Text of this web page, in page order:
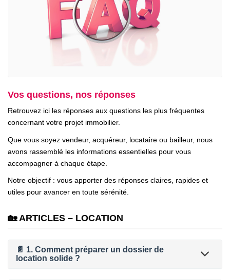
FAIRE GÉRER
ESTIMER
Qui Sommes-Nous
Nos Biens Vendus
Nos Avis Clients
Nos Actualités
FAQ
Vos questions, nos réponses
Retrouvez ici les réponses aux questions les plus fréquentes
concernant votre projet immobilier.
Que vous soyez vendeur, acquéreur, locataire ou bailleur, nous
avons rassemblé les informations essentielles pour vous
accompagner à chaque étape.
Notre objectif : vous apporter des réponses claires, rapides et
utiles pour avancer en toute sérénité.
🏡 ARTICLES – LOCATION
📄 1. Comment préparer un dossier de
location solide ?